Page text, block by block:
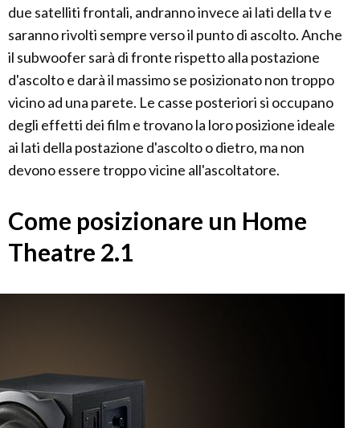
due satelliti frontali, andranno invece ai lati della tv e
saranno rivolti sempre verso il punto di ascolto. Anche
il subwoofer sarà di fronte rispetto alla postazione
d'ascolto e darà il massimo se posizionato non troppo
vicino ad una parete. Le casse posteriori si occupano
degli effetti dei film e trovano la loro posizione ideale
ai lati della postazione d'ascolto o dietro, ma non
devono essere troppo vicine all'ascoltatore.
Come posizionare un Home
Theatre 2.1